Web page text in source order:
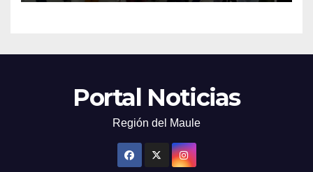
Portal Noticias
Región del Maule